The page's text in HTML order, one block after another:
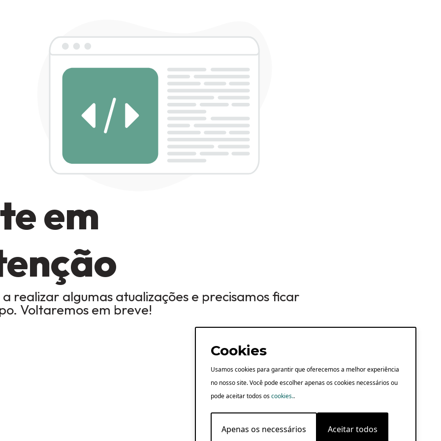
em
a realizar algumas atualizações e precisamos ficar
Voltaremos em breve!
Cookies
Usamos cookies para garantir que oferecemos a melhor experiência
no nosso site. Você pode escolher apenas os cookies necessários ou
pode aceitar todos oscookies..
Apenas os necessários Aceitar todos